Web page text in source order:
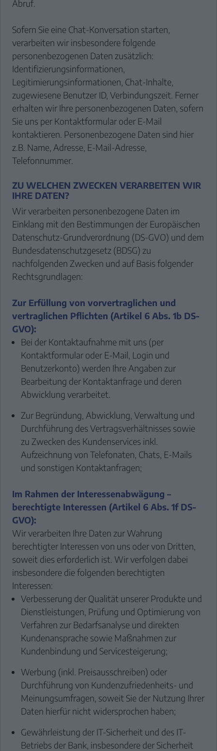
Abruf.
Sofern Sie eine Chat-Konversation starten,
verarbeiten wir insbesondere folgende
personenbezogenen Daten zusätzlich:
Identifizierungsinformationen,
Legitimierungsinformationen, Chat-Inhalte,
zugewiesene Benutzer ID, Verbindungszeit. Ferner
erhalten wir Ihre personenbezogenen Daten, sofern
Sie uns per Kontaktformular oder E-Mail
kontaktieren. Personenbezogene Daten sind hier
z.B. Name, Adresse, E-Mail-Adresse,
Telefonnummer.
ZU WELCHEN ZWECKEN VERARBEITEN WIR
IHRE DATEN?
Wir verarbeiten personenbezogene Daten im
Einklang mit den Bestimmungen der Europäischen
Datenschutz-Grundverordnung (DS-GVO) und dem
Bundesdatenschutzgesetz (BDSG) zu
nachfolgenden Zwecken und auf Basis folgender
Rechtsgrundlagen:
Zur Erfüllung von vorvertraglichen und
vertraglichen Pflichten (Artikel 6 Abs. 1b DS-
GVO):
Bei der Kontaktaufnahme mit uns (per
Kontaktformular oder E-Mail, Login und
Benutzerkonto) werden Ihre Angaben zur
Bearbeitung der Kontaktanfrage und deren
Abwicklung verarbeitet.
Zur Begründung, Abwicklung, Verwaltung und
Durchführung des Vertragsverhältnisses sowie
zu Zwecken des Kundenservices inkl.
Aufzeichnung von Telefonaten, Chats, E-Mails
und sonstigen Kontaktanfragen;
Im Rahmen der Interessenabwägung –
berechtigte Interessen (Artikel 6 Abs. 1f DS-
GVO):
Wir verarbeiten Ihre Daten zur Wahrung
berechtigter Interessen von uns oder von Dritten,
soweit dies erforderlich ist. Wir verfolgen dabei
insbesondere die folgenden berechtigten
Interessen:
Verbesserung der Qualität unserer Produkte und
Dienstleistungen, Prüfung und Optimierung von
Verfahren zur Bedarfsanalyse und direkten
Kundenansprache sowie Maßnahmen zur
Kundenbindung und Servicesteigerung;
Werbung (inkl. Preisausschreiben) oder
Durchführung von Kundenzufriedenheits- und
Meinungsumfragen, soweit Sie der Nutzung Ihrer
Daten hierfür nicht widersprochen haben;
Gewährleistung der IT-Sicherheit und des IT-
Betriebs der Bank, insbesondere der Sicherheit